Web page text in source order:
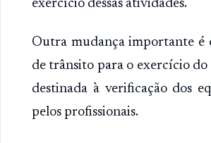
exercício dessas atividades.
Outra mudança importante é
de trânsito para o exercício
destinada à verificação dos
pelos profissionais.